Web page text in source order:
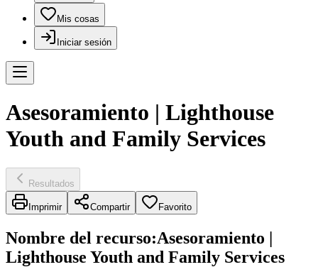
Mis cosas
Iniciar sesión
Asesoramiento | Lighthouse
Youth and Family Services
Resultados
Imprimir Compartir Favorito
Nombre del recurso:Asesoramiento |
Lighthouse Youth and Family Services